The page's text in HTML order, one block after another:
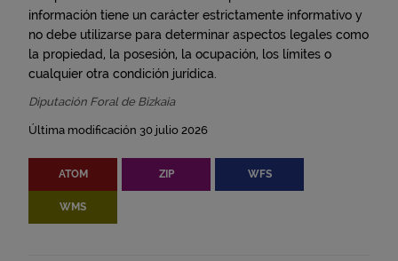
información tiene un carácter estrictamente informativo y
no debe utilizarse para determinar aspectos legales como
la propiedad, la posesión, la ocupación, los límites o
cualquier otra condición jurídica.
Diputación Foral de Bizkaia
Última modificación 30 julio 2026
ATOM ZIP WFS
WMS